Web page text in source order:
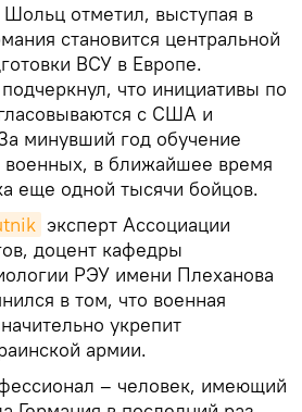
отметил, выступая в
становится центральной
ВСУ в Европе.
что инициативы по
с США и
минувший год обучение
в ближайшее время
еще одной тысячи бойцов.
эксперт Ассоциации
доцент кафедры
РЭУ имени Плеханова
в том, что военная
укрепит
армии.
– человек, имеющий